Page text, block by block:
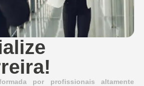
por profissionais altamente